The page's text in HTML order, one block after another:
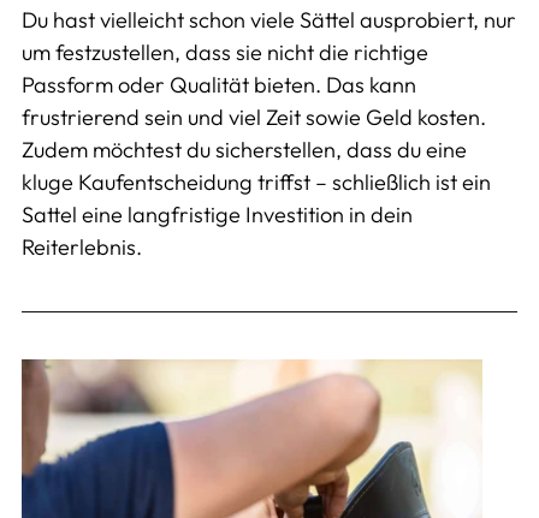
Du hast vielleicht schon viele Sättel ausprobiert, nur
um festzustellen, dass sie nicht die richtige
Passform oder Qualität bieten. Das kann
frustrierend sein und viel Zeit sowie Geld kosten.
Zudem möchtest du sicherstellen, dass du eine
kluge Kaufentscheidung triffst – schließlich ist ein
Sattel eine langfristige Investition in dein
Reiterlebnis.